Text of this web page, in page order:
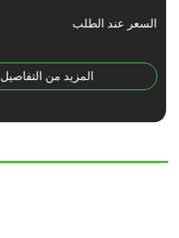
السعر عند الطلب
المزيد من التفاصيل